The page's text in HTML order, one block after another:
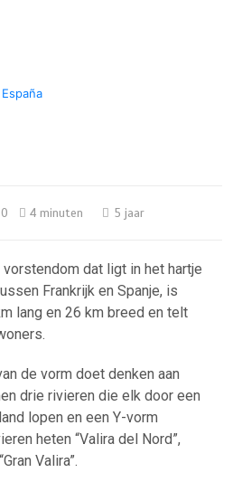
0 4 minuten 5 jaar
dat ligt in het hartje
Frankrijk en Spanje, is
lang en 26 km breed en telt
de vorm doet denken aan
drie rivieren die elk door een
lopen en een Y-vorm
heten “Valira del Nord”,
Valira”.